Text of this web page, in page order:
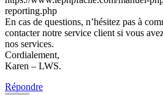
reporting.php
En cas de questions, n’hésitez pas à
contacter notre service client si vous
nos services.
Cordialement,
Karen – LWS.
Répondre